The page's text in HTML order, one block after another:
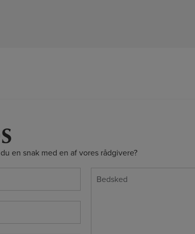
en snak med en af vores rådgivere?